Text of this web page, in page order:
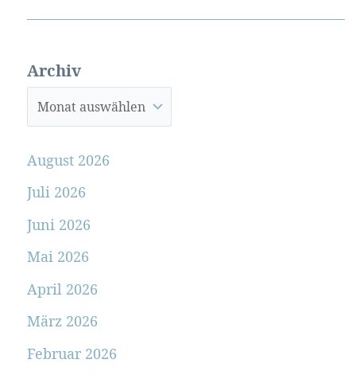
Archiv
August 2026
Juli 2026
Juni 2026
Mai 2026
April 2026
März 2026
Februar 2026